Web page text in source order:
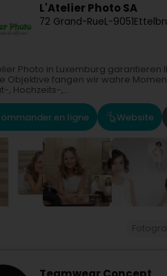
L'Atelier Photo SA
72 Grand-RueL-9051
Photo in Luxemburg
Objektive fangen wir wahre
, Hochzeits-,...
en ligne Website